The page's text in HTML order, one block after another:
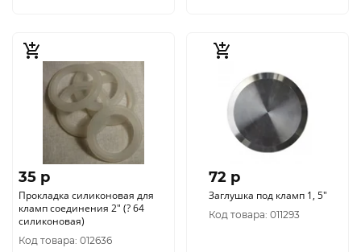
35 p
Прокладка силиконовая для
кламп соединения 2" (? 64
силиконовая)
Код товара: 012636
72 p
Заглушка под кламп 1, 5"
Код товара: 011293